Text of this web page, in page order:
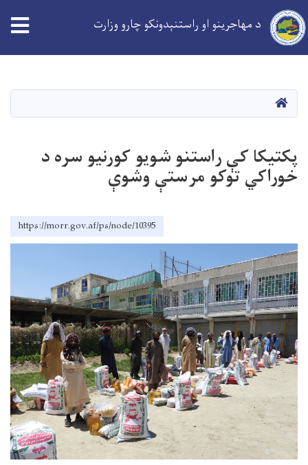
content
د مهاجرینو او راستنېدونکو چارو وزارت
کورپاڼه
پکتیکا کې راستنو شویو کورنیو سره د
خوراکي توکو مرستې وشوې
https://morr.gov.af/ps/node/10395